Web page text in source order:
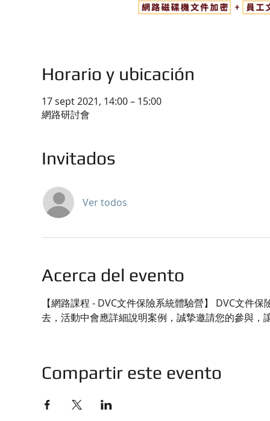
Horario y ubicación
17 sept 2021, 14:00 – 15:00
網路研討會
Invitados
Ver todos
Acerca del evento
【網路課程 - DVC文件保險系統體驗營】 DVC文件
去，活動中會應詳細說明案例，誠摯邀請您的參與，
Compartir este evento